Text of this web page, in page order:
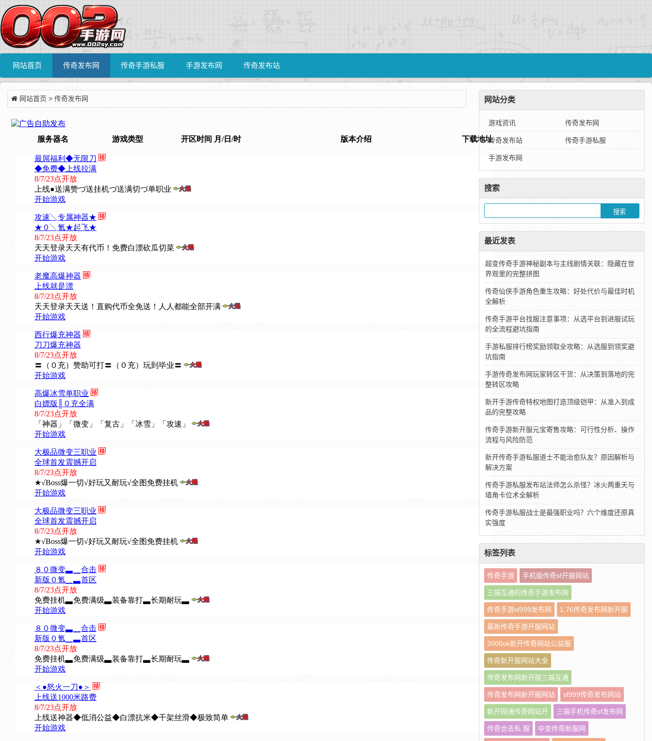
网站首页 传奇发布网 传奇手游私服 手游发布网 传奇发布站
网站首页 > 传奇发布网 网站分类
游戏资讯 传奇发布网
传奇发布站 传奇手游私服
手游发布网
搜索
最近发表
超变传奇手游神秘副本与主线剧情关联：隐藏在世
界观里的完整拼图
传奇仙侠手游角色重生攻略：好处代价与最佳时机
全解析
传奇手游平台找服注意事项：从选平台到进服试玩
的全流程避坑指南
手游私服排行榜奖励领取全攻略：从选服到领奖避
坑指南
手游传奇发布网玩家转区干货：从决策到落地的完
整转区攻略
新开手游传奇特权地图打造顶级铠甲：从准入到成
品的完整攻略
传奇手游新开服元宝寄售攻略：可行性分析、操作
流程与风险防范
新开传奇手游私服道士不能治愈队友？原因解析与
解决方案
传奇手游私服发布站法师怎么杀怪？冰火两重天与
墙角卡位术全解析
传奇手游私服战士是最强职业吗？六个维度还原真
实强度
标签列表
传奇手游 手机版传奇sf开服网站
三端互通的传奇手游发布网
传奇手游sf999发布网 1.76传奇发布网新开服
最新传奇手游开服网站
3000ok新开传奇网站公益服
传奇新开服网站大全
传奇发布网新开服三端互通
传奇发布网新开服网站 sf999传奇发布网站
新开网通传奇网站开 三端手机传奇sf发布网
传奇合击私 服 中变传奇新服网